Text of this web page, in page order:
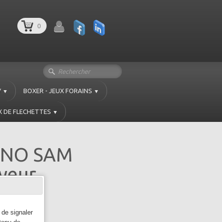
0
▼ BOXER - JEUX FORAINS ▼
DE FLECHETTES ▼
SAM
signaler